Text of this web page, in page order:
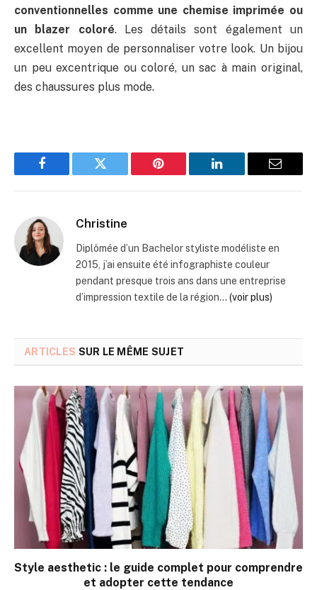
conventionnelles comme une chemise imprimée ou
un blazer coloré. Les détails sont également un
excellent moyen de personnaliser votre look. Un bijou
un peu excentrique ou coloré, un sac à main original,
des chaussures plus mode.
Facebook Twitter Pinterest LinkedIn Email
Christine
Diplômée d’un Bachelor styliste modéliste en
2015, j’ai ensuite été infographiste couleur
pendant presque trois ans dans une entreprise
d’impression textile de la région... (voir plus)
ARTICLES SUR LE MÊME SUJET
Style aesthetic : le guide complet pour comprendre
et adopter cette tendance